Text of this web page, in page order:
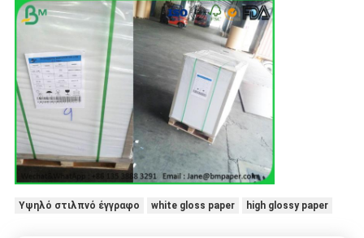
Υψηλό στιλπνό έγγραφο white gloss paper high glossy paper